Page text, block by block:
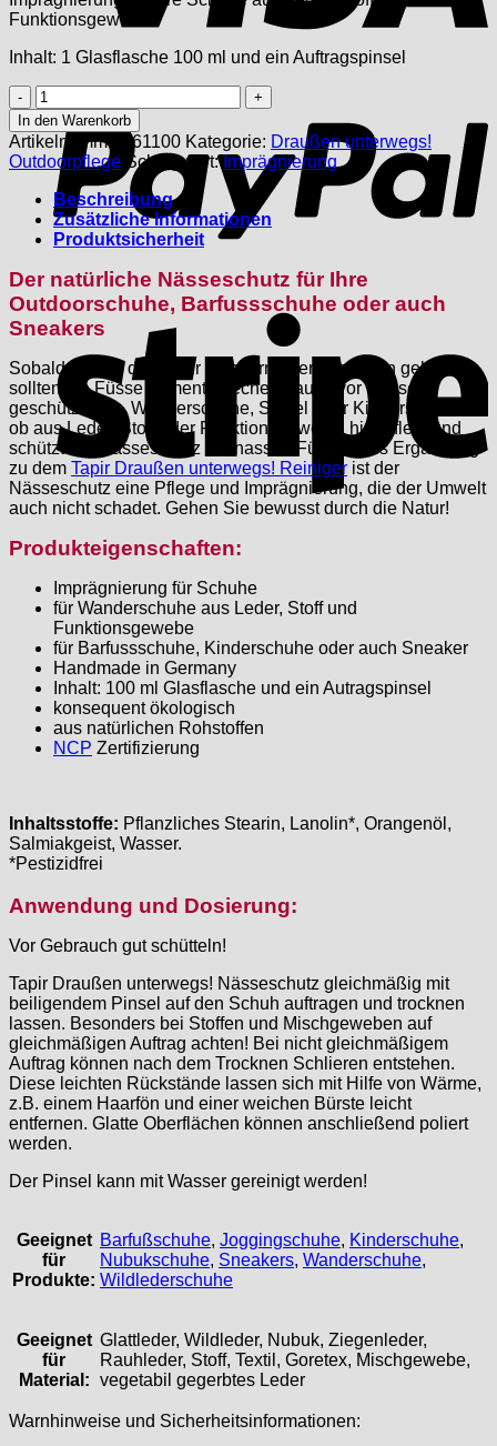
Funktionsgewebe
Inhalt: 1 Glasflasche 100 ml und ein Auftragspinsel
Draußen
unterwegs!
Nässeschutz
Menge
In den Warenkorb
Artikelnummer: 61100 Kategorie: Draußen unterwegs!
Outdoorpflege Schlagwort: Imprägnierung
Beschreibung
Zusätzliche Informationen
Produktsicherheit
Der natürliche Nässeschutz für Ihre
Outdoorschuhe, Barfussschuhe oder auch
Sneakers
Sobald man in der Natur wandern oder spazieren geht,
sollten die Füsse dementsprechend auch vor Nässe
geschützt sein. Wanderschuhe, Stiefel oder Kinderschuhe,
ob aus Leder, Stoff oder Funktionsgewebe, hier pflegt und
schützt der Nässeschutz vor nassen Füssen. Als Ergänzung
zu dem Tapir Draußen unterwegs! Reiniger ist der
Nässeschutz eine Pflege und Imprägnierung, die der Umwelt
auch nicht schadet. Gehen Sie bewusst durch die Natur!
Produkteigenschaften:
Imprägnierung für Schuhe
für Wanderschuhe aus Leder, Stoff und
Funktionsgewebe
für Barfussschuhe, Kinderschuhe oder auch Sneaker
Handmade in Germany
Inhalt: 100 ml Glasflasche und ein Autragspinsel
konsequent ökologisch
aus natürlichen Rohstoffen
NCP Zertifizierung
Inhaltsstoffe: Pflanzliches Stearin, Lanolin*, Orangenöl,
Salmiakgeist, Wasser.
*Pestizidfrei
Anwendung und Dosierung:
Vor Gebrauch gut schütteln!
Tapir Draußen unterwegs! Nässeschutz gleichmäßig mit
beiligendem Pinsel auf den Schuh auftragen und trocknen
lassen. Besonders bei Stoffen und Mischgeweben auf
gleichmäßigen Auftrag achten! Bei nicht gleichmäßigem
Auftrag können nach dem Trocknen Schlieren entstehen.
Diese leichten Rückstände lassen sich mit Hilfe von Wärme,
z.B. einem Haarfön und einer weichen Bürste leicht
entfernen. Glatte Oberflächen können anschließend poliert
werden.
Der Pinsel kann mit Wasser gereinigt werden!
Geeignet
für
Produkte:
Barfußschuhe, Joggingschuhe, Kinderschuhe,
Nubukschuhe, Sneakers, Wanderschuhe,
Wildlederschuhe
Geeignet
für
Material:
Glattleder, Wildleder, Nubuk, Ziegenleder,
Rauhleder, Stoff, Textil, Goretex, Mischgewebe,
vegetabil gegerbtes Leder
Warnhinweise und Sicherheitsinformationen: